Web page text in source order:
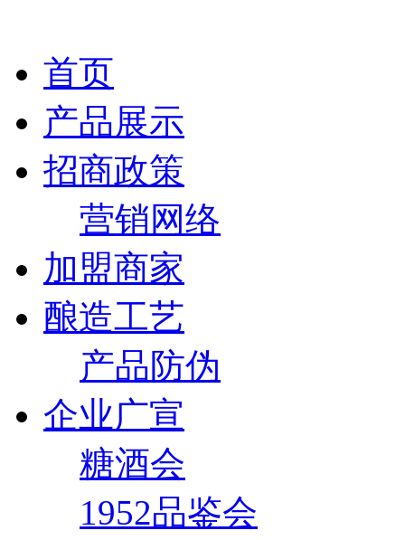
首页
产品展示
招商政策
营销网络
加盟商家
酿造工艺
产品防伪
企业广宣
糖酒会
1952品鉴会